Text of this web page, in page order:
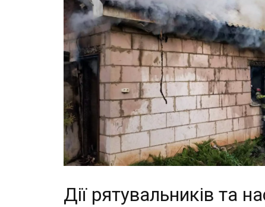
Дії рятувальників та